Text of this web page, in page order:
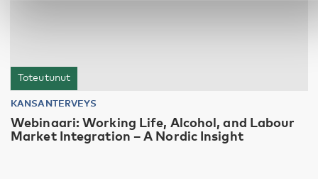
Toteutunut
KANSANTERVEYS
Webinaari: Working Life, Alcohol, and Labour
Market Integration – A Nordic Insight